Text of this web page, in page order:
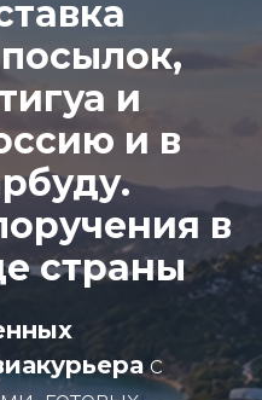
и
и в
в
страны
с